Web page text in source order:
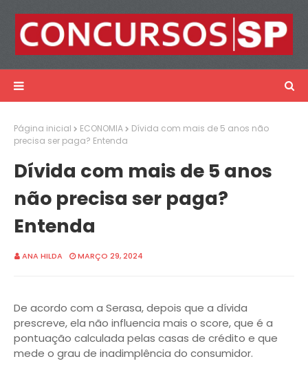
Página inicial ECONOMIA
Dívida com mais de 5 anos não
precisa ser paga? Entenda
Dívida com mais de 5 anos
não precisa ser paga?
Entenda
ANA HILDA MARÇO 29, 2024
De acordo com a Serasa, depois que a dívida
prescreve, ela não influencia mais o score, que é a
pontuação calculada pelas casas de crédito e que
mede o grau de inadimplência do consumidor.